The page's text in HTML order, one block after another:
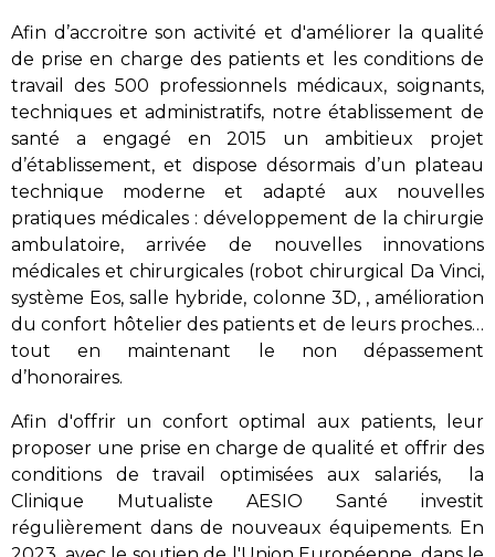
Afin d’accroitre son activité et d'améliorer la qualité
de prise en charge des patients et les conditions de
travail des 500 professionnels médicaux, soignants,
techniques et administratifs, notre établissement de
santé a engagé en 2015 un ambitieux projet
d’établissement, et dispose désormais d’un plateau
technique moderne et adapté aux nouvelles
pratiques médicales : développement de la chirurgie
ambulatoire, arrivée de nouvelles innovations
médicales et chirurgicales (robot chirurgical Da Vinci,
système Eos, salle hybride, colonne 3D, , amélioration
du confort hôtelier des patients et de leurs proches…
tout en maintenant le non dépassement
d’honoraires.
Afin d'offrir un confort optimal aux patients, leur
proposer une prise en charge de qualité et offrir des
conditions de travail optimisées aux salariés, la
Clinique Mutualiste AESIO Santé investit
régulièrement dans de nouveaux équipements. En